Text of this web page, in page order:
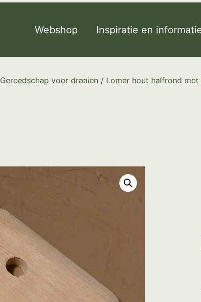
Webshop Inspiratie en
Gereedschap voor draaien / Lomer hout halfrond met